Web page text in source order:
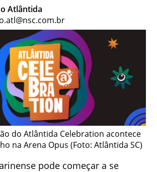
Atlântida
do Atlântida Celebration acontece
na Arena Opus (Foto: Atlântida SC)
pode começar a se